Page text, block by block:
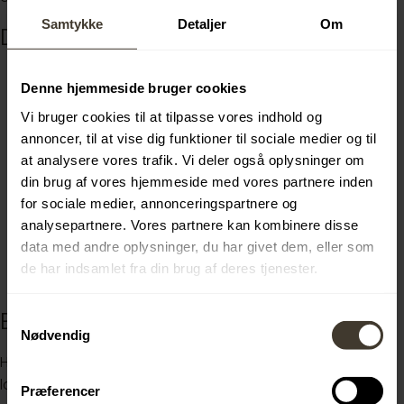
Samtykke Detaljer Om
Denne hjemmeside bruger cookies
Vi bruger cookies til at tilpasse vores indhold og
annoncer, til at vise dig funktioner til sociale medier og til
at analysere vores trafik. Vi deler også oplysninger om
din brug af vores hjemmeside med vores partnere inden
for sociale medier, annonceringspartnere og
analysepartnere. Vores partnere kan kombinere disse
data med andre oplysninger, du har givet dem, eller som
de har indsamlet fra din brug af deres tjenester.
Samtykkevalg
Nødvendig
Præferencer
Du tilbydes blandt andet:
En spændende traineeplads i en professionel
mæglerforretning
Grundig oplæring og tæt sparring med erfarne
ejendomsmæglere
En varieret hverdag med både kundekontakt, salg
og administrative opgaver
Et engageret team med højt humør og stærkt
sammenhold
Gode muligheder for faglig og personlig udvikling
En attraktiv karrierevej for den rette kandidat
Er du klar til at tage første skridt?
Hvis du har ambitionerne, engagementet og lysten til at
lære ejendomsmæglerfaget fra nogle af branchens